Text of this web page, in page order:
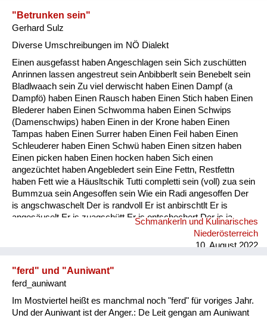
Natur und Landwirtschaft
Fluchen und Reden
Mensch, Tier und Alltag
Schmankerln und
Kulinarisches
"Betrunken sein"
Gerhard Sulz
Diverse Umschreibungen im NÖ Dialekt
Einen ausgefasst haben Angeschlagen sein Sich zuschütten
Anrinnen lassen angestreut sein Anbibberlt sein Benebelt sein
Bladlwaach sein Zu viel derwischt haben Einen Dampf (a
Dampfö) haben Einen Rausch haben Einen Stich haben Einen
Blederer haben Einen Schwomma haben Einen Schwips
(Damenschwips) haben Einen in der Krone haben Einen
Tampas haben Einen Surrer haben Einen Feil haben Einen
Schleuderer haben Einen Schwü haben Einen sitzen haben
Einen picken haben Einen hocken haben Sich einen
angezüchtet haben Angebledert sein Eine Fettn, Restfettn
haben Fett wie a Häusltschik Tutti completti sein (voll) zua sein
Bummzua sein Angesoffen sein Wie ein Radi angesoffen Der
is angschwaschelt Der is randvoll Er ist anbirschtlt Er is
angesäuselt Er is zuagschütt Er is ontschechert Der is ja
schon gaunz steif Der is steif (steifer Blick) Fett wie ein
Radierer Blunzenfett sein Angefüllt sein abgefüllt sein
Schmankerln und Kulinarisches
Niederösterreich
10. August 2022
"ferd" und "Auniwant"
ferd_auniwant
Im Mostviertel heißt es manchmal noch "ferd" für voriges Jahr.
Und der Auniwant ist der Anger.: De Leit gengan am Auniwant